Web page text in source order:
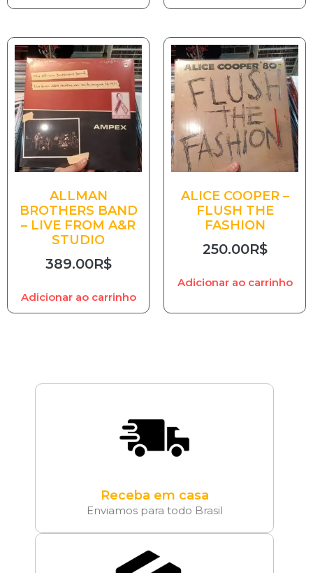
ALLMAN
BROTHERS BAND
– LIVE FROM A&R
STUDIO
389.00R$
Adicionar ao carrinho
ALICE COOPER –
FLUSH THE
FASHION
250.00R$
Adicionar ao carrinho
Receba em casa
Enviamos para todo Brasil